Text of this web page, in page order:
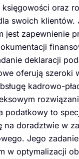
oraz
swoich klientów.
jest zapewnienie
deklaracji
oferują szeroki
kadrowo-
podatkowy to
na doradztwie w
Jego
w optymalizacji